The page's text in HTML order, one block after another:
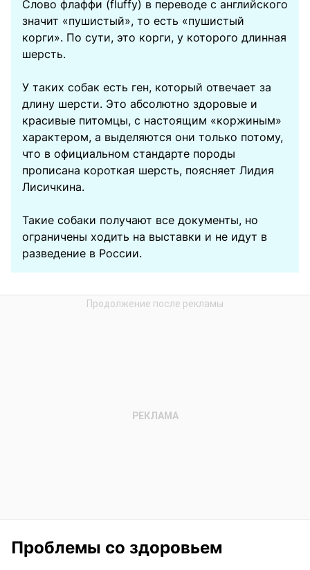
Слово флаффи (fluffy) в переводе с английского
значит «пушистый», то есть «пушистый
корги». По сути, это корги, у которого длинная
шерсть.
У таких собак есть ген, который отвечает за
длину шерсти. Это абсолютно здоровые и
красивые питомцы, с настоящим «коржиным»
характером, а выделяются они только потому,
что в официальном стандарте породы
прописана короткая шерсть, поясняет Лидия
Лисичкина.
Такие собаки получают все документы, но
ограничены ходить на выставки и не идут в
разведение в России.
Проблемы со здоровьем